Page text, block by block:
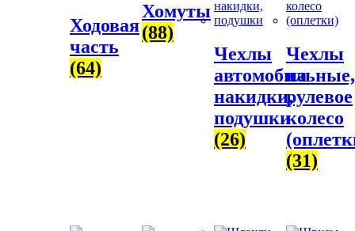
Ходовая
часть
(64)
Хомуты
(88)
Чехлы
автомобильные,
накидки,
подушки
(26)
Чехлы
на
рулевое
колесо
(31)